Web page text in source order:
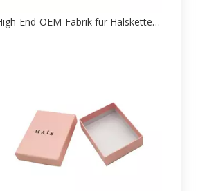
High-End-OEM-Fabrik für Halskettenverpackungen aus Papier